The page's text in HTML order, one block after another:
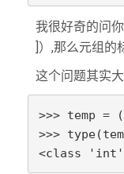
我很好奇的问
]）,那么元组的
这个问题其实
>>> temp =
>>>
<class